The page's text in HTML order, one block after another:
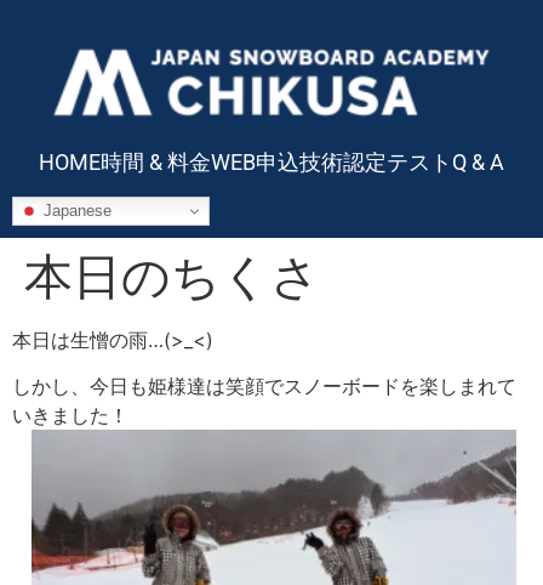
HOME時間 & 料金WEB申込技術認定テスト Q & A
Japanese
本日のちくさ
本日は生憎の雨…(>_<)
しかし、今日も姫様達は笑顔でスノーボードを楽しまれて
いきました！